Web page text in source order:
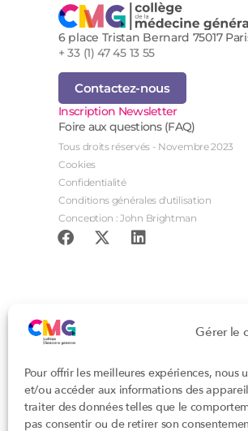
Gérer le
Pour offrir les meilleures expériences,
et/ou accéder aux informations des
traiter des données telles que le
pas consentir ou de retirer son
6 place Tristan Bernard 75017
+ 33 (1) 47 45 13 55
Contactez-nous
Inscription Newsletter
Foire aux questions (FAQ)
Tous droits réservés - Novembre 2023
Cookies
Confidentialité
Conditions générales d'utilisation
Conception : John Brightman